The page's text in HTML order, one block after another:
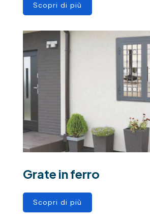
Scopri di più
Grate in ferro
Scopri di più